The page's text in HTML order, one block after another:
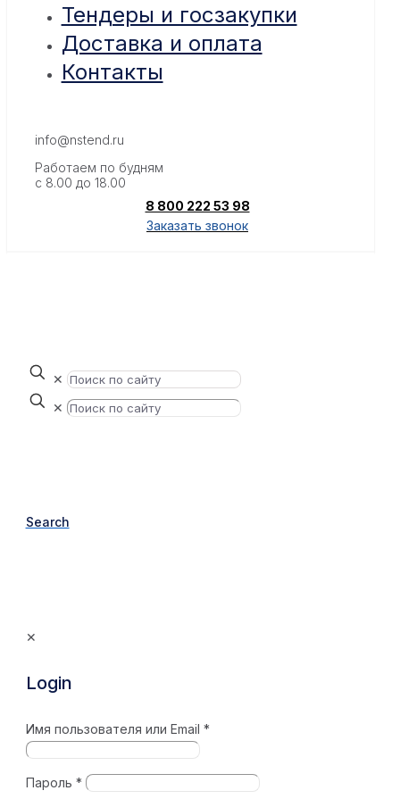
Тендеры и госзакупки
Доставка и оплата
Контакты
info@nstend.ru
Работаем по будням
с 8.00 до 18.00
8 800 222 53 98
Заказать звонок
✕
✕
Search
✕
Login
Имя пользователя или Email *
Пароль *